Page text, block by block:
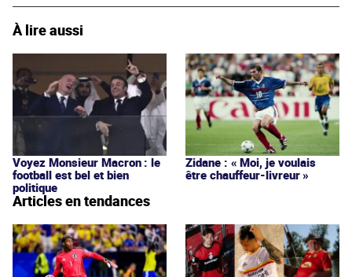
À lire aussi
Voyez Monsieur Macron : le
football est bel et bien
politique
Zidane : « Moi, je voulais
être chauffeur-livreur »
Articles en tendances